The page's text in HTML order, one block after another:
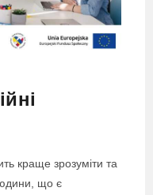
краще зрозуміти та
що є